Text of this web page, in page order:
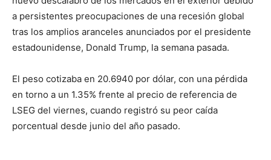
a persistentes preocupaciones de una recesión global
tras los amplios aranceles anunciados por el presidente
estadounidense, Donald Trump, la semana pasada.
El peso cotizaba en 20.6940 por dólar, con una pérdida
en torno a un 1.35% frente al precio de referencia de
LSEG del viernes, cuando registró su peor caída
porcentual desde junio del año pasado.